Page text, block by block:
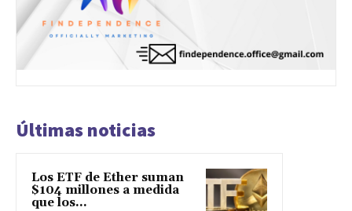
Últimas noticias
Los ETF de Ether suman
$104 millones a medida
que los...